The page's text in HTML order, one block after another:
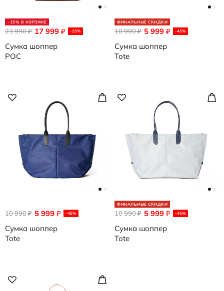
-15% В КОРЗИНЕ
17 999 ₽ -25%
23 990₽
Сумка шоппер
POC
ФИНАЛЬНЫЕ СКИДКИ
5 999 ₽ -45%
10 990₽
Сумка шоппер
Tote
5 999 ₽ -45%
10 990₽
Сумка шоппер
Tote
ФИНАЛЬНЫЕ СКИДКИ
5 999 ₽ -45%
10 990₽
Сумка шоппер
Tote